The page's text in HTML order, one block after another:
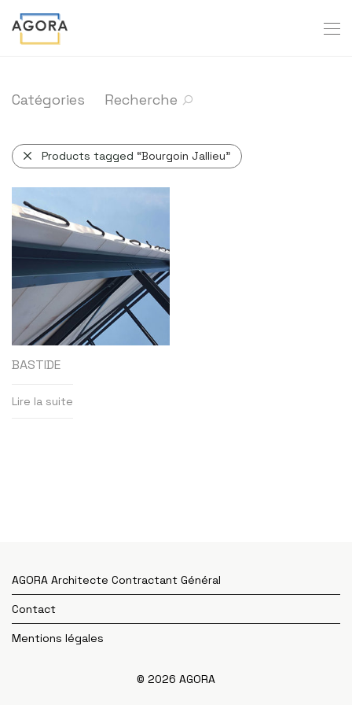
Catégories Recherche
Products tagged “Bourgoin Jallieu”
BASTIDE
Lire la suite
AGORA Architecte Contractant Général
Contact
Mentions légales
© 2026 AGORA